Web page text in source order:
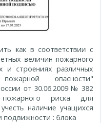
как в соответствии с
величин пожарного
и строениях различных
опасности"
от 30.06.2009 № 382
риска для
наличие учащихся
подвижности : блока